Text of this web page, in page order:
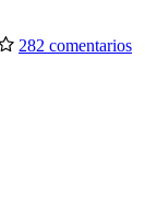
282 comentarios